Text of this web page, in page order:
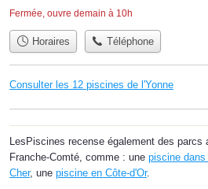
Fermée, ouvre demain à 10h
Horaires Téléphone
Consulter les 12 piscines de l'Yonne
LesPiscines recense également des parcs
Franche-Comté, comme : une piscine dans
Cher, une piscine en Côte-d'Or.